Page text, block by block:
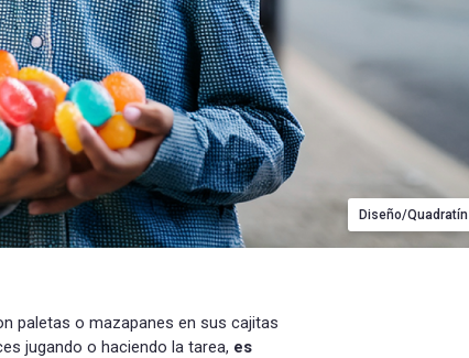
Diseño/Quadratín
paletas o mazapanes en sus cajitas
jugando o haciendo la tarea, es